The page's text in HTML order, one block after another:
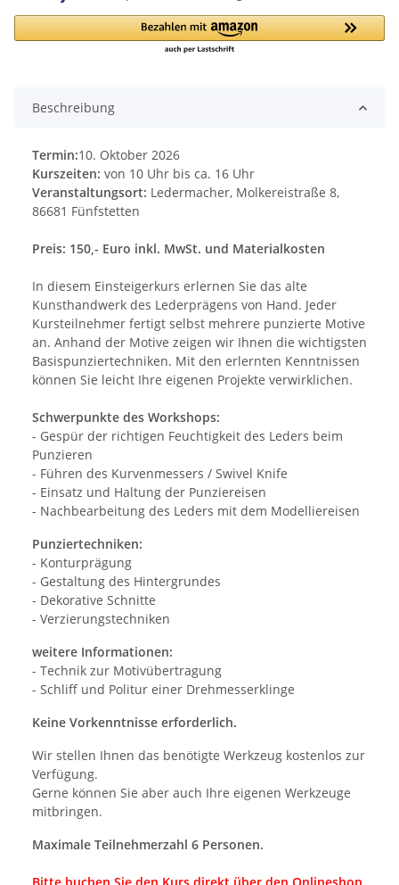
Beschreibung
Termin:10. Oktober 2026
Kurszeiten: von 10 Uhr bis ca. 16 Uhr
Veranstaltungsort: Ledermacher, Molkereistraße 8,
86681 Fünfstetten
Preis: 150,- Euro inkl. MwSt. und Materialkosten
In diesem Einsteigerkurs erlernen Sie das alte
Kunsthandwerk des Lederprägens von Hand. Jeder
Kursteilnehmer fertigt selbst mehrere punzierte Motive
an. Anhand der Motive zeigen wir Ihnen die wichtigsten
Basispunziertechniken. Mit den erlernten Kenntnissen
können Sie leicht Ihre eigenen Projekte verwirklichen.
Schwerpunkte des Workshops:
- Gespür der richtigen Feuchtigkeit des Leders beim
Punzieren
- Führen des Kurvenmessers / Swivel Knife
- Einsatz und Haltung der Punziereisen
- Nachbearbeitung des Leders mit dem Modelliereisen
Punziertechniken:
- Konturprägung
- Gestaltung des Hintergrundes
- Dekorative Schnitte
- Verzierungstechniken
weitere Informationen:
- Technik zur Motivübertragung
- Schliff und Politur einer Drehmesserklinge
Keine Vorkenntnisse erforderlich.
Wir stellen Ihnen das benötigte Werkzeug kostenlos zur
Verfügung.
Gerne können Sie aber auch Ihre eigenen Werkzeuge
mitbringen.
Maximale Teilnehmerzahl 6 Personen.